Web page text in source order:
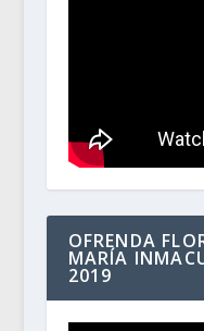
OFRENDA
MARÍA
2019